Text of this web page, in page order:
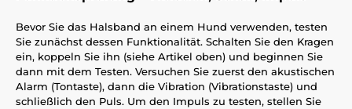
Bevor Sie das Halsband an einem Hund verwenden, testen
Sie zunächst dessen Funktionalität. Schalten Sie den Kragen
ein, koppeln Sie ihn (siehe Artikel oben) und beginnen Sie
dann mit dem Testen. Versuchen Sie zuerst den akustischen
Alarm (Tontaste), dann die Vibration (Vibrationstaste) und
schließlich den Puls. Um den Impuls zu testen, stellen Sie